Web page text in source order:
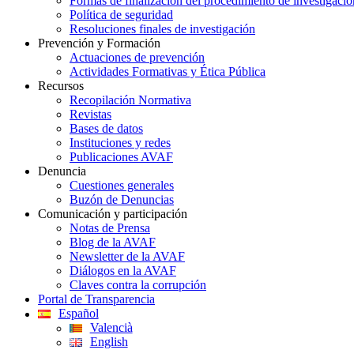
Política de seguridad
Resoluciones finales de investigación
Prevención y Formación
Actuaciones de prevención
Actividades Formativas y Ética Pública
Recursos
Recopilación Normativa
Revistas
Bases de datos
Instituciones y redes
Publicaciones AVAF
Denuncia
Cuestiones generales
Buzón de Denuncias
Comunicación y participación
Notas de Prensa
Blog de la AVAF
Newsletter de la AVAF
Diálogos en la AVAF
Claves contra la corrupción
Portal de Transparencia
Español
Valencià
English